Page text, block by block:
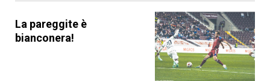
La pareggite è
bianconera!